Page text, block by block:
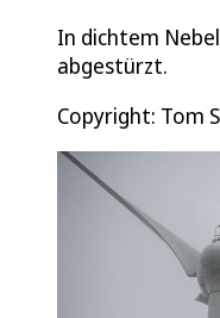
In dichtem
abgestürzt.
Copyright: Tom